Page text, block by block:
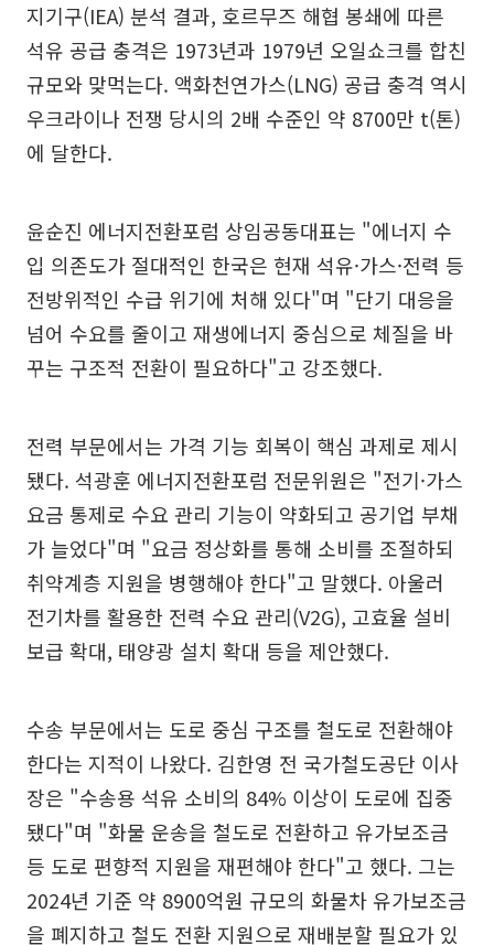
지기구(IEA) 분석 결과, 호르무즈 해협 봉쇄에 따른
석유 공급 충격은 1973년과 1979년 오일쇼크를 합친
규모와 맞먹는다. 액화천연가스(LNG) 공급 충격 역시
우크라이나 전쟁 당시의 2배 수준인 약 8700만 t(톤)
에 달한다.
윤순진 에너지전환포럼 상임공동대표는 "에너지 수
입 의존도가 절대적인 한국은 현재 석유·가스·전력 등
전방위적인 수급 위기에 처해 있다"며 "단기 대응을
넘어 수요를 줄이고 재생에너지 중심으로 체질을 바
꾸는 구조적 전환이 필요하다"고 강조했다.
전력 부문에서는 가격 기능 회복이 핵심 과제로 제시
됐다. 석광훈 에너지전환포럼 전문위원은 "전기·가스
요금 통제로 수요 관리 기능이 약화되고 공기업 부채
가 늘었다"며 "요금 정상화를 통해 소비를 조절하되
취약계층 지원을 병행해야 한다"고 말했다. 아울러
전기차를 활용한 전력 수요 관리(V2G), 고효율 설비
보급 확대, 태양광 설치 확대 등을 제안했다.
수송 부문에서는 도로 중심 구조를 철도로 전환해야
한다는 지적이 나왔다. 김한영 전 국가철도공단 이사
장은 "수송용 석유 소비의 84% 이상이 도로에 집중
됐다"며 "화물 운송을 철도로 전환하고 유가보조금
등 도로 편향적 지원을 재편해야 한다"고 했다. 그는
2024년 기준 약 8900억원 규모의 화물차 유가보조금
을 폐지하고 철도 전환 지원으로 재배분할 필요가 있